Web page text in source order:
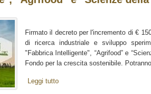
Firmato il decreto per l'incremento di €
di ricerca industriale e sviluppo
"Fabbrica Intelligente", “Agrifood” e
Fondo per la crescita sostenibile.
Leggi tutto